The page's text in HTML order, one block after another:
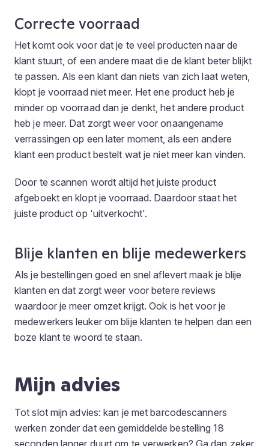
Correcte voorraad
Het komt ook voor dat je te veel producten naar de
klant stuurt, of een andere maat die de klant beter blijkt
te passen. Als een klant dan niets van zich laat weten,
klopt je voorraad niet meer. Het ene product heb je
minder op voorraad dan je denkt, het andere product
heb je meer. Dat zorgt weer voor onaangename
verrassingen op een later moment, als een andere
klant een product bestelt wat je niet meer kan vinden.
Door te scannen wordt altijd het juiste product
afgeboekt en klopt je voorraad. Daardoor staat het
juiste product op 'uitverkocht'.
Blije klanten en blije medewerkers
Als je bestellingen goed en snel aflevert maak je blije
klanten en dat zorgt weer voor betere reviews
waardoor je meer omzet krijgt. Ook is het voor je
medewerkers leuker om blije klanten te helpen dan een
boze klant te woord te staan.
Mijn advies
Tot slot mijn advies: kan je met barcodescanners
werken zonder dat een gemiddelde bestelling 18
seconden langer duurt om te verwerken? Ga dan zeker